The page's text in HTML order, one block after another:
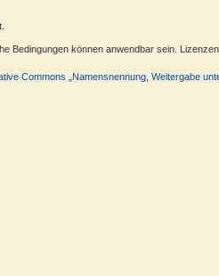
Bedingungen können anwendbar sein.